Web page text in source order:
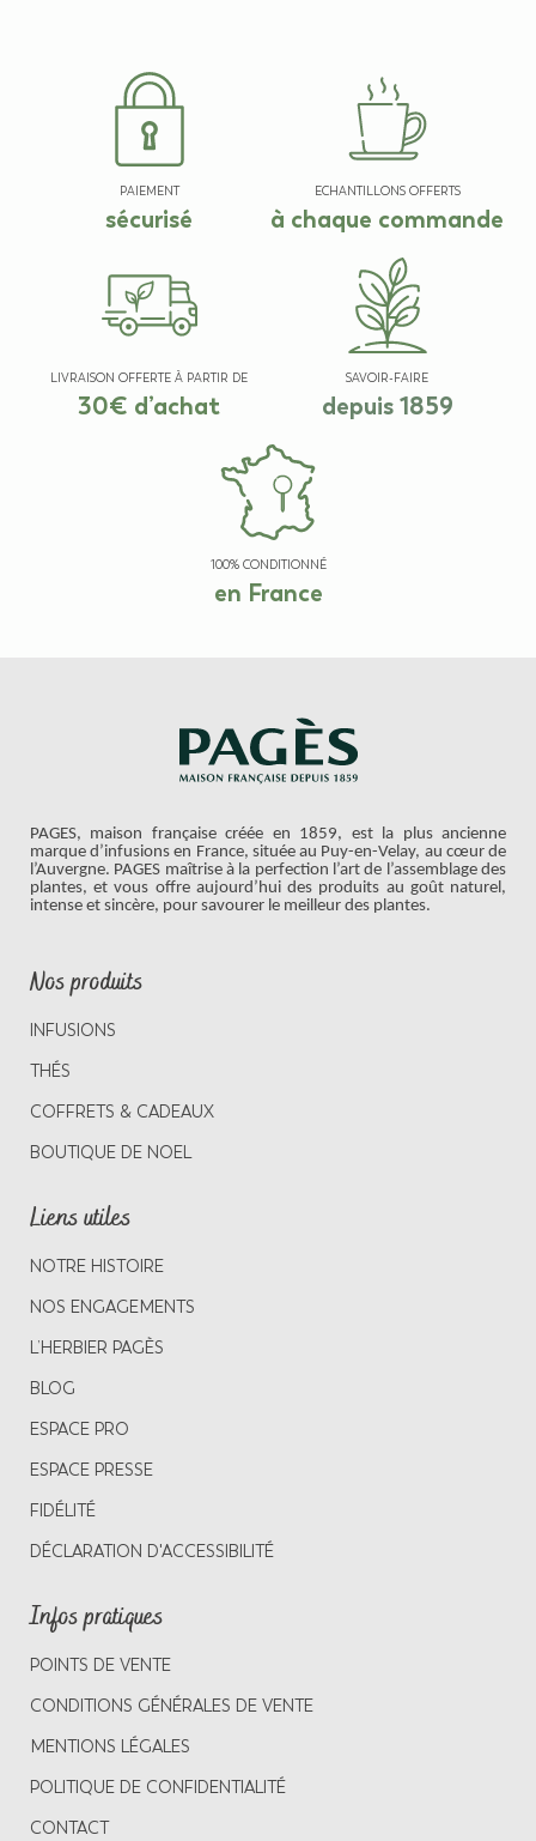
PAIEMENT
sécurisé
ECHANTILLONS OFFERTS
à chaque commande
LIVRAISON OFFERTE À PARTIR DE
30€ d’achat
SAVOIR-FAIRE
depuis 1859
100% CONDITIONNÉ
en France
PAGES, maison française créée en 1859, est la plus ancienne
marque d’infusions en France, située au Puy-en-Velay, au cœur de
l’Auvergne. PAGES maîtrise à la perfection l’art de l’assemblage des
plantes, et vous offre aujourd’hui des produits au goût naturel,
intense et sincère, pour savourer le meilleur des plantes.
Nos produits
INFUSIONS
THÉS
COFFRETS & CADEAUX
BOUTIQUE DE NOEL
Liens utiles
NOTRE HISTOIRE
NOS ENGAGEMENTS
L’HERBIER PAGÈS
BLOG
ESPACE PRO
ESPACE PRESSE
FIDÉLITÉ
DÉCLARATION D'ACCESSIBILITÉ
Infos pratiques
POINTS DE VENTE
CONDITIONS GÉNÉRALES DE VENTE
MENTIONS LÉGALES
POLITIQUE DE CONFIDENTIALITÉ
CONTACT